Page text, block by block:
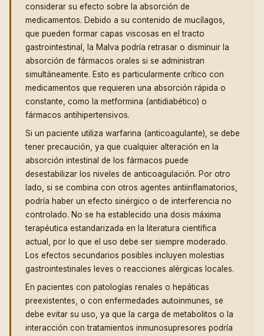
considerar su efecto sobre la absorción de
medicamentos. Debido a su contenido de mucílagos,
que pueden formar capas viscosas en el tracto
gastrointestinal, la Malva podría retrasar o disminuir la
absorción de fármacos orales si se administran
simultáneamente. Esto es particularmente crítico con
medicamentos que requieren una absorción rápida o
constante, como la metformina (antidiabético) o
fármacos antihipertensivos.
Si un paciente utiliza warfarina (anticoagulante), se debe
tener precaución, ya que cualquier alteración en la
absorción intestinal de los fármacos puede
desestabilizar los niveles de anticoagulación. Por otro
lado, si se combina con otros agentes antiinflamatorios,
podría haber un efecto sinérgico o de interferencia no
controlado. No se ha establecido una dosis máxima
terapéutica estandarizada en la literatura científica
actual, por lo que el uso debe ser siempre moderado.
Los efectos secundarios posibles incluyen molestias
gastrointestinales leves o reacciones alérgicas locales.
En pacientes con patologías renales o hepáticas
preexistentes, o con enfermedades autoinmunes, se
debe evitar su uso, ya que la carga de metabolitos o la
interacción con tratamientos inmunosupresores podría